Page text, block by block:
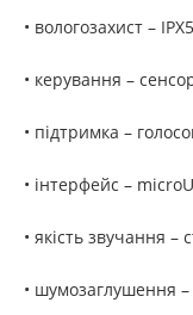
• вологозахист –
• керування –
• підтримка –
• інтерфейс –
• якість звучання –
• шумозаглушення